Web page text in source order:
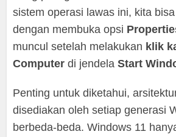
sistem operasi lawas ini, kita
dengan membuka opsi
muncul setelah melakukan klik
Computer di jendelaStart
Penting untuk diketahui,
disediakan oleh setiap generasi
berbeda-beda. Windows 11